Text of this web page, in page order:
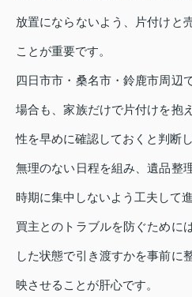
放置にならないよう、片付けと
ことが重要です。
四日市市・桑名市・鈴鹿市周辺
場合も、家族だけで片付けを抱
性を早めに確認しておくと判断
無理のない日程を組み、遺品整
時期に集中しないよう工夫して
買主とのトラブルを防ぐために
した状態で引き渡すかを事前に
映させることが肝心です。